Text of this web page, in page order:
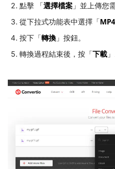
點擊 「選擇檔案 」並上傳您
從下拉式功能表中選擇「MP4
按下「轉換 」按鈕。
轉換過程結束後，按「下載 」